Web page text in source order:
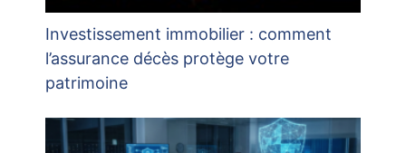
Investissement immobilier : comment
l’assurance décès protège votre
patrimoine